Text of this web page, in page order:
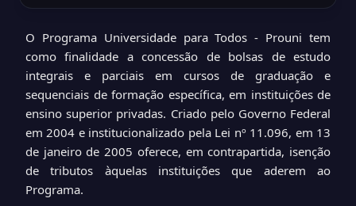
O Programa Universidade para Todos - Prouni tem
como finalidade a concessão de bolsas de estudo
integrais e parciais em cursos de graduação e
sequenciais de formação específica, em instituições de
ensino superior privadas. Criado pelo Governo Federal
em 2004 e institucionalizado pela Lei nº 11.096, em 13
de janeiro de 2005 oferece, em contrapartida, isenção
de tributos àquelas instituições que aderem ao
Programa.